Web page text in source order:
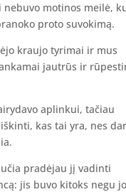
motinos meilė,
proto suvokimą.
kraujo tyrimai ir mus
jautrūs ir
aplinkui, tačiau
kas tai yra, nes dar
pradėjau jį vadinti
jis buvo kitoks negu jo